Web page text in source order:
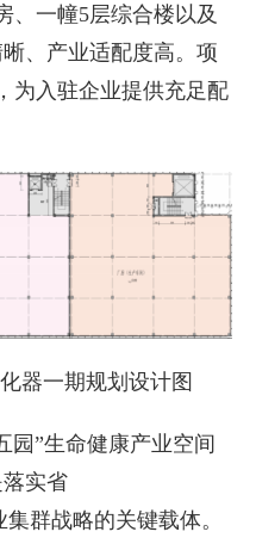
、一幢5层综合楼以及
、产业适配度高。项
为入驻企业提供充足配
器一期规划设计图
园”生命健康产业空间
实省
群战略的关键载体。